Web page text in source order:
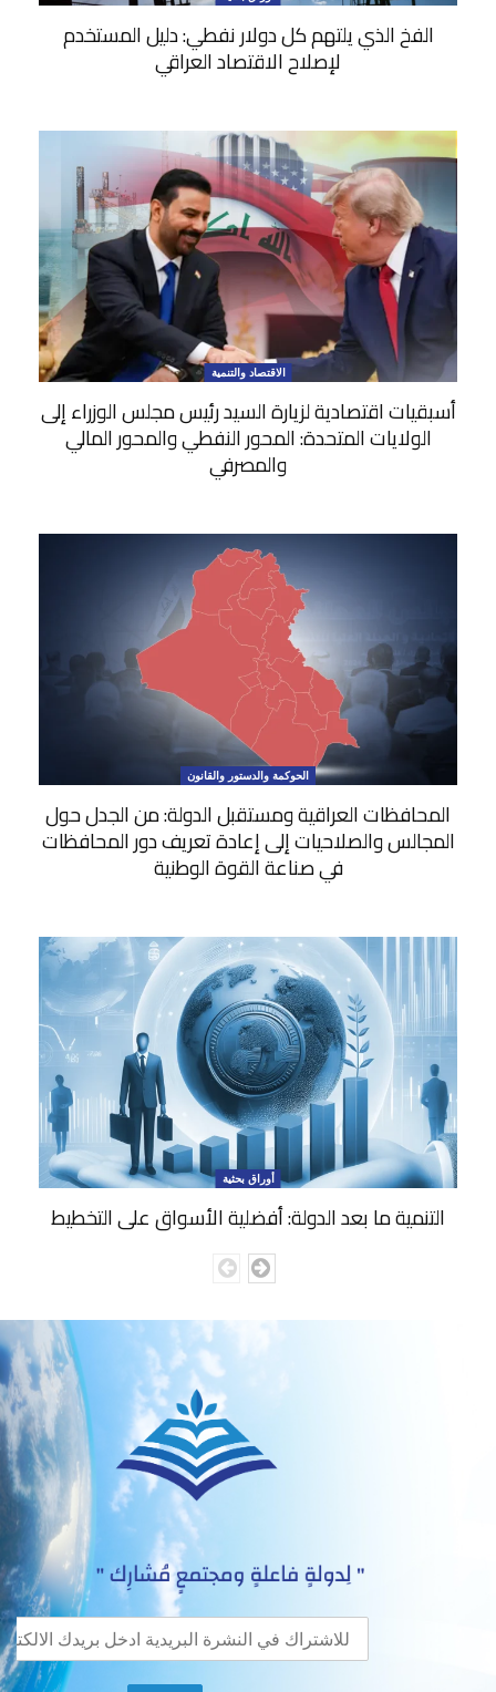
الفخ الذي يلتهم كل دولار نفطي: دليل المستخدم
لإصلاح الاقتصاد العراقي
الاقتصاد والتنمية
أسبقيات اقتصادية لزيارة السيد رئيس مجلس الوزراء إلى
الولايات المتحدة: المحور النفطي والمحور المالي
والمصرفي
الحوكمة والدستور والقانون
المحافظات العراقية ومستقبل الدولة: من الجدل حول
المجالس والصلاحيات إلى إعادة تعريف دور المحافظات
في صناعة القوة الوطنية
أوراق بحثية
التنمية ما بعد الدولة: أفضلية الأسواق على التخطيط